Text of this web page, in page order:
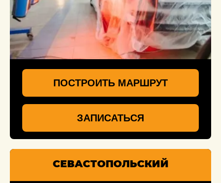
ПОСТРОИТЬ МАРШРУТ
ЗАПИСАТЬСЯ
СЕВАСТОПОЛЬСКИЙ